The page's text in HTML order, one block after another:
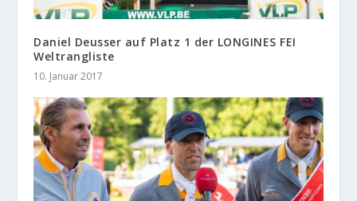
Daniel Deusser auf Platz 1 der LONGINES FEI
Weltrangliste
10. Januar 2017